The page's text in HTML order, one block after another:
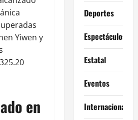
Yiwen y
en
Deportes
Espectáculos
Estatal
Eventos
Internacional